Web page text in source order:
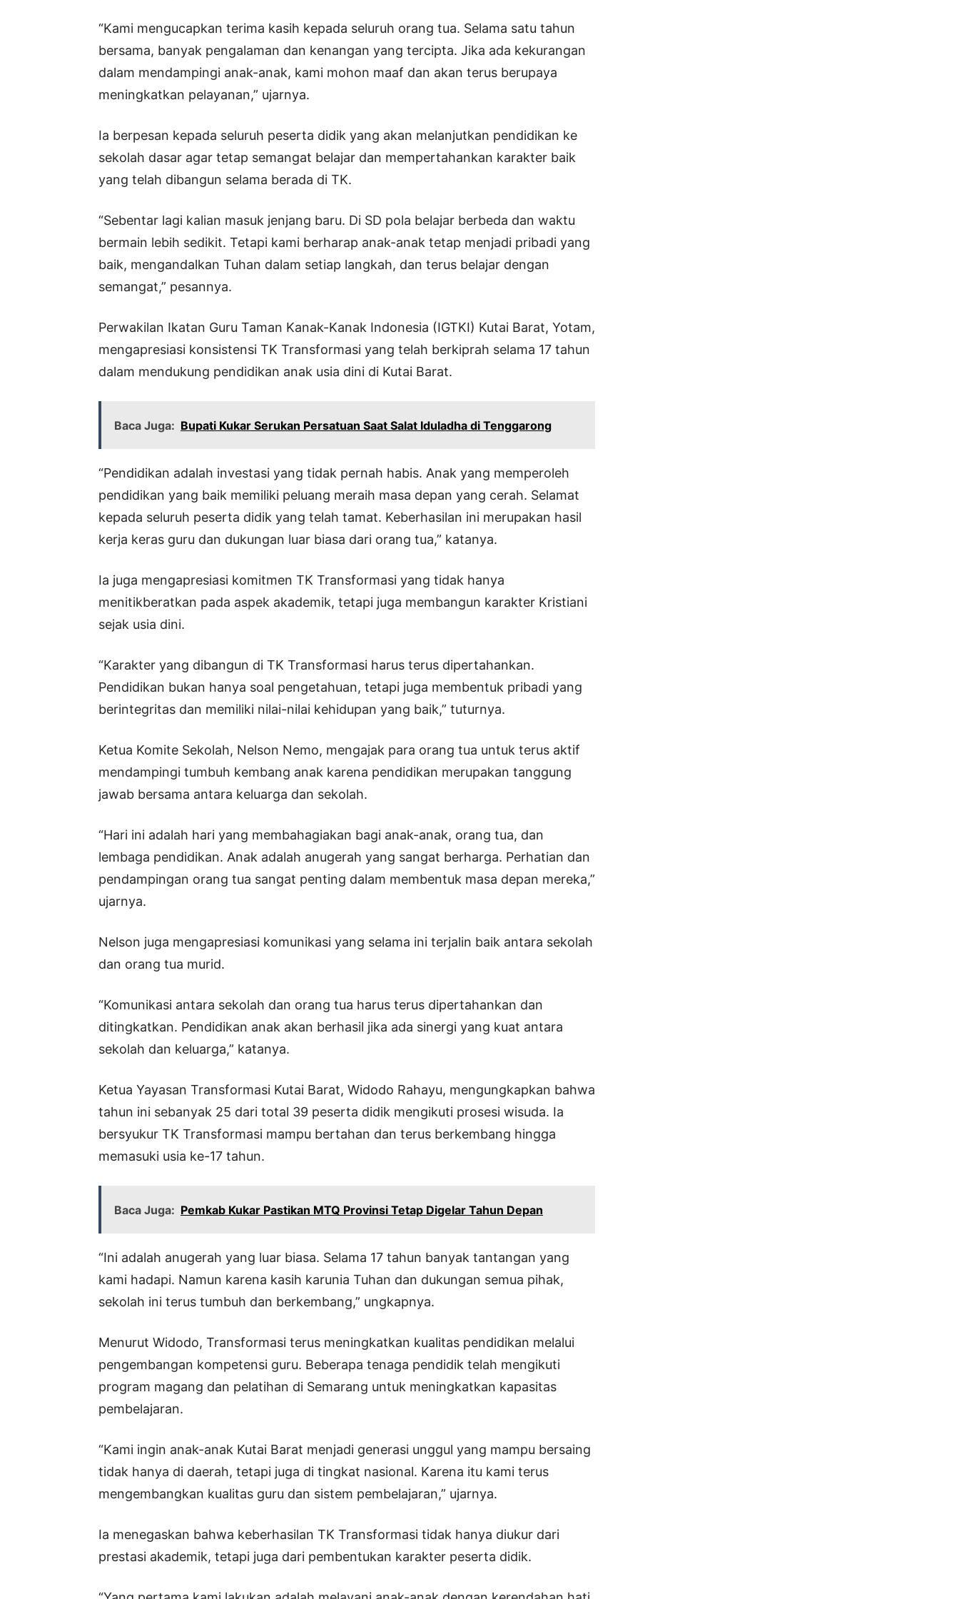
“Kami mengucapkan terima kasih kepada seluruh orang tua. Selama satu tahun
bersama, banyak pengalaman dan kenangan yang tercipta. Jika ada kekurangan
dalam mendampingi anak-anak, kami mohon maaf dan akan terus berupaya
meningkatkan pelayanan,” ujarnya.
Ia berpesan kepada seluruh peserta didik yang akan melanjutkan pendidikan ke
sekolah dasar agar tetap semangat belajar dan mempertahankan karakter baik
yang telah dibangun selama berada di TK.
“Sebentar lagi kalian masuk jenjang baru. Di SD pola belajar berbeda dan waktu
bermain lebih sedikit. Tetapi kami berharap anak-anak tetap menjadi pribadi yang
baik, mengandalkan Tuhan dalam setiap langkah, dan terus belajar dengan
semangat,” pesannya.
Perwakilan Ikatan Guru Taman Kanak-Kanak Indonesia (IGTKI) Kutai Barat, Yotam,
mengapresiasi konsistensi TK Transformasi yang telah berkiprah selama 17 tahun
dalam mendukung pendidikan anak usia dini di Kutai Barat.
Baca Juga: Bupati Kukar Serukan Persatuan Saat Salat Iduladha di Tenggarong
“Pendidikan adalah investasi yang tidak pernah habis. Anak yang memperoleh
pendidikan yang baik memiliki peluang meraih masa depan yang cerah. Selamat
kepada seluruh peserta didik yang telah tamat. Keberhasilan ini merupakan hasil
kerja keras guru dan dukungan luar biasa dari orang tua,” katanya.
Ia juga mengapresiasi komitmen TK Transformasi yang tidak hanya
menitikberatkan pada aspek akademik, tetapi juga membangun karakter Kristiani
sejak usia dini.
“Karakter yang dibangun di TK Transformasi harus terus dipertahankan.
Pendidikan bukan hanya soal pengetahuan, tetapi juga membentuk pribadi yang
berintegritas dan memiliki nilai-nilai kehidupan yang baik,” tuturnya.
Ketua Komite Sekolah, Nelson Nemo, mengajak para orang tua untuk terus aktif
mendampingi tumbuh kembang anak karena pendidikan merupakan tanggung
jawab bersama antara keluarga dan sekolah.
“Hari ini adalah hari yang membahagiakan bagi anak-anak, orang tua, dan
lembaga pendidikan. Anak adalah anugerah yang sangat berharga. Perhatian dan
pendampingan orang tua sangat penting dalam membentuk masa depan mereka,”
ujarnya.
Nelson juga mengapresiasi komunikasi yang selama ini terjalin baik antara sekolah
dan orang tua murid.
“Komunikasi antara sekolah dan orang tua harus terus dipertahankan dan
ditingkatkan. Pendidikan anak akan berhasil jika ada sinergi yang kuat antara
sekolah dan keluarga,” katanya.
Ketua Yayasan Transformasi Kutai Barat, Widodo Rahayu, mengungkapkan bahwa
tahun ini sebanyak 25 dari total 39 peserta didik mengikuti prosesi wisuda. Ia
bersyukur TK Transformasi mampu bertahan dan terus berkembang hingga
memasuki usia ke-17 tahun.
Baca Juga: Pemkab Kukar Pastikan MTQ Provinsi Tetap Digelar Tahun Depan
“Ini adalah anugerah yang luar biasa. Selama 17 tahun banyak tantangan yang
kami hadapi. Namun karena kasih karunia Tuhan dan dukungan semua pihak,
sekolah ini terus tumbuh dan berkembang,” ungkapnya.
Menurut Widodo, Transformasi terus meningkatkan kualitas pendidikan melalui
pengembangan kompetensi guru. Beberapa tenaga pendidik telah mengikuti
program magang dan pelatihan di Semarang untuk meningkatkan kapasitas
pembelajaran.
“Kami ingin anak-anak Kutai Barat menjadi generasi unggul yang mampu bersaing
tidak hanya di daerah, tetapi juga di tingkat nasional. Karena itu kami terus
mengembangkan kualitas guru dan sistem pembelajaran,” ujarnya.
Ia menegaskan bahwa keberhasilan TK Transformasi tidak hanya diukur dari
prestasi akademik, tetapi juga dari pembentukan karakter peserta didik.